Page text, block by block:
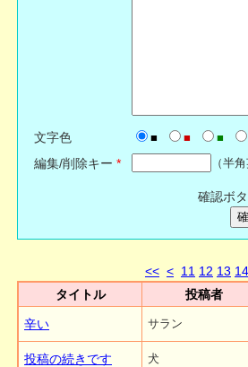
文字色 ■ ■ ■
編集/削除キー * （半
確認ボ
<< < 11 12 13 14
タイトル
投稿者
辛い サラン
投稿の続きです 犬